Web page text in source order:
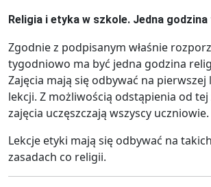
Religia i etyka w szkole. Jedna
Zgodnie z podpisanym właśnie
tygodniowo ma być jedna godzina
Zajęcia mają się odbywać na
lekcji. Z możliwością odstąpienia od tej
zajęcia uczęszczają wszyscy uczniowie.
Lekcje etyki mają się odbywać na
zasadach co religii.